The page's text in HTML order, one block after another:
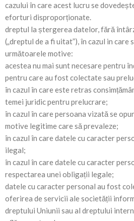
cazului în care acest lucru se
eforturi disproporționate.
dreptul la ștergerea datelor, fără
(„dreptul de a fi uitat”), în cazul in care
următoarele motive:
acestea nu mai sunt necesare pentru
pentru care au fost colectate sau
în cazul în care este retras
temei juridic pentru prelucrare;
în cazul în care persoana vizată se
motive legitime care să prevaleze;
în cazul în care datele cu caracter
ilegal;
în cazul în care datele cu caracter
respectarea unei obligații legale;
datele cu caracter personal au fost
oferirea de servicii ale societății
dreptului Uniunii sau al dreptului